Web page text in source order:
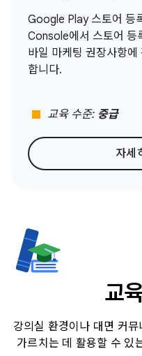
Google Play 스토어 등
Console에서 스토어 등
바일 마케팅 권장사항
합니다.
stop 교육 수준: 중급
자세
교
강의실 환경이나 대면 커
가르치는 데 활용할 수 있